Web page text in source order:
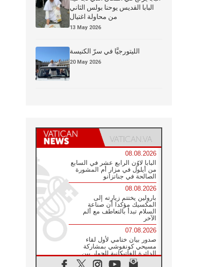
البابا القديس يوحنا بولس الثاني
من محاولة اغتيال
13 May 2026
الليتورجيَّا في سرّ الكنيسة
20 May 2026
08.08.2026
البابا لاوُن الرابع عشر في السابع
من أيلول في مزار أم المشورة
الصالحة في جناتزانو
08.08.2026
بارولين يختتم زيارته إلى
المكسيك مؤكدا أن صناعة
السلام تبدأ بالتعاطف مع ألم
الآخر
07.08.2026
صدور بيان ختامي لأول لقاء
مسيحي كونفوشي بمشاركة
الدائرة الفاتيكانية للحوار بين